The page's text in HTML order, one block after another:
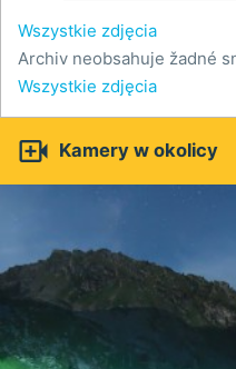
Wszystkie zdjęcia
Archiv neobsahuje žadné
Wszystkie zdjęcia
 Kamery w okolicy